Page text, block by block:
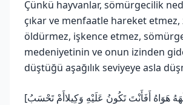
Çünkü hayvanlar, sömürgecilik
çıkar ve menfaatle hareket etmez,
öldürmez, işkence etmez,
medeniyetinin ve onun izinden
düştüğü aşağılık seviyeye asla
[رَأَيْتَ مَنْ اتَّخَذَ إِلَهَهُ هَوَاهُ أَفَأَنْتَ تَكُونُ عَلَيْهِ وَكِيلاأَمْ تَحْسَبُ